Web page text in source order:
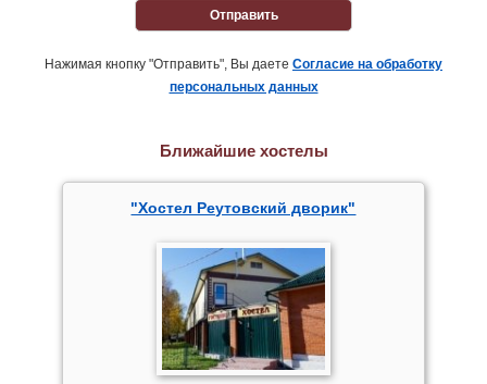
Отправить
Нажимая кнопку "Отправить", Вы даете Согласие на обработку
персональных данных
Ближайшие хостелы
"Хостел Реутовский дворик"